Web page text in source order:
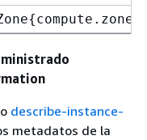
{compute.zone}
describe-instance-
metadatos de la